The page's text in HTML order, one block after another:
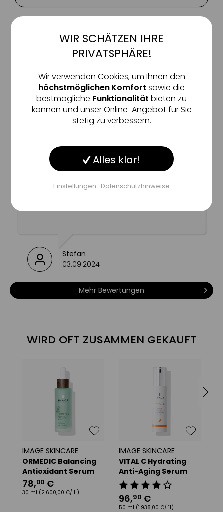
ERFAHRUNGEN UNSERER KUNDEN
5/5
1 Bewertungen
Stefan
03.09.2024
Mehr Bewertungen
WIRD OFT ZUSAMMEN GEKAUFT
IMAGE SKINCARE
ORMEDIC Balancing
Antioxidant Serum
78,00 €
30 ml (2.600,00 €/ 1l)
IMAGE SKINCARE
VITAL C Hydrating
Anti-Aging Serum
96,90 €
50 ml (1.938,00 €/ 1l)
Funktionale Aktiv
Tracking Inaktiv
Sonstige Inaktiv
Einstellungen speichern
WIR SCHÄTZEN IHRE
PRIVATSPHÄRE!
Wir verwenden Cookies, um Ihnen den
höchstmöglichen Komfort sowie die
bestmögliche Funktionalität bieten zu
können und unser Online-Angebot für Sie
stetig zu verbessern.
Alles klar!
Einstellungen Datenschutzhinweise